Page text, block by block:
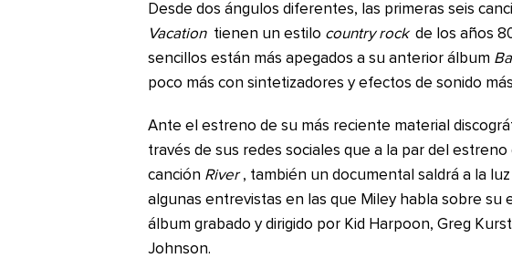
Desde dos ángulos diferentes, las primeras seis
Vacation tienen un estilo country rock de los años
sencillos están más apegados a su anterior álbum
poco más con sintetizadores y efectos de sonido
Ante el estreno de su más reciente material
través de sus redes sociales que a la par del estreno
canción River , también un documental saldrá a la
algunas entrevistas en las que Miley habla sobre su
álbum grabado y dirigido por Kid Harpoon, Greg
Johnson.